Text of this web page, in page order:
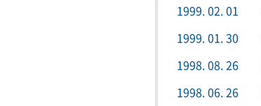
1999. 02. 01
1999. 01. 30
1998. 08. 26
1998. 06. 26